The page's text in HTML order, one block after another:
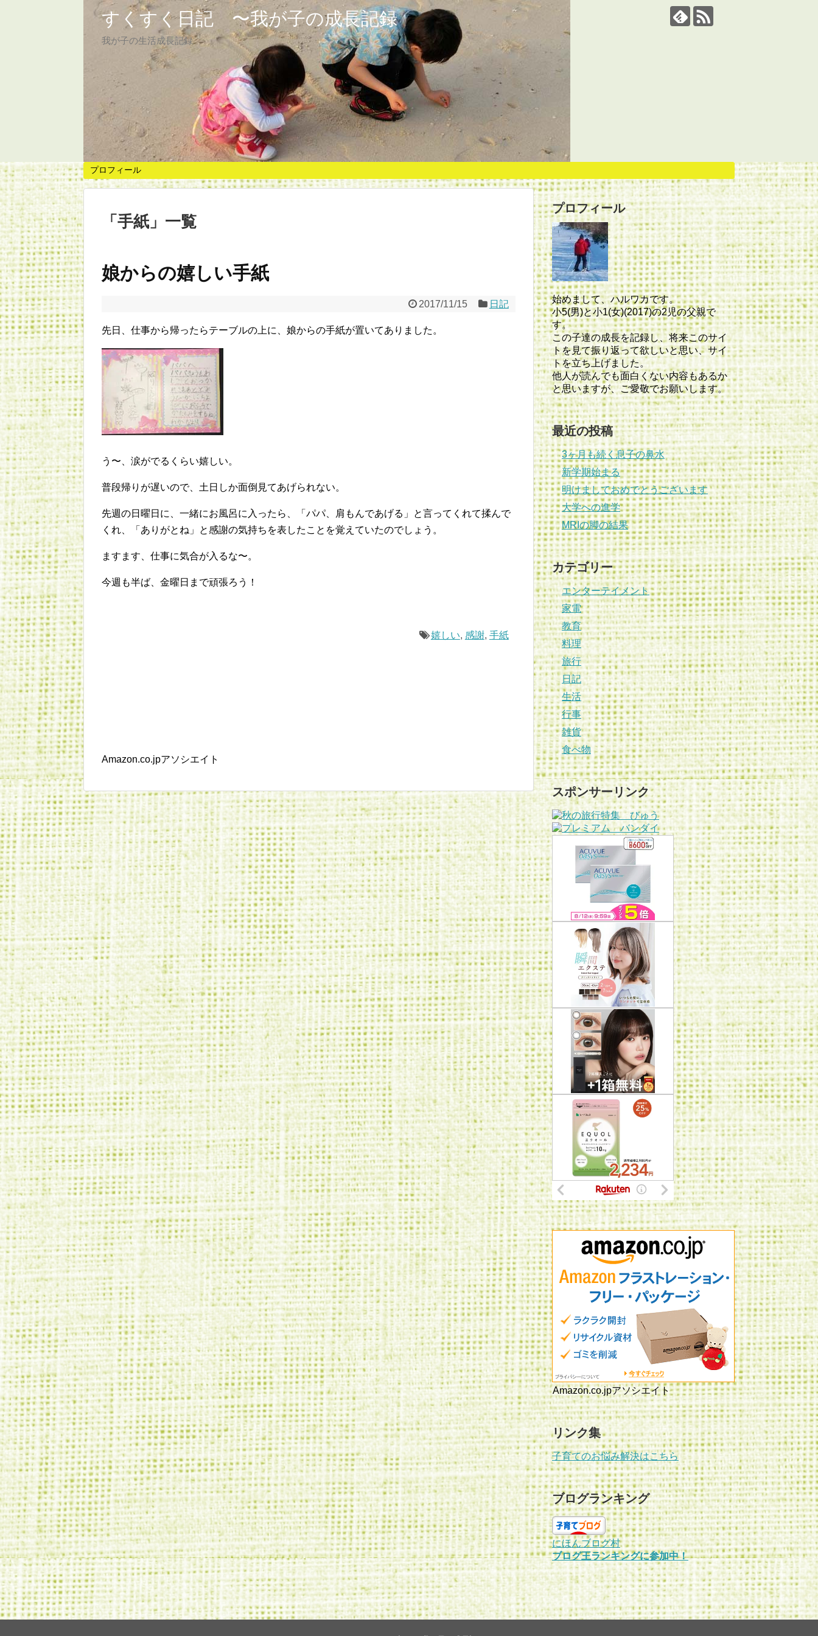
すくすく日記 〜我が子の成長記録
我が子の生活成長記録
プロフィール
「 手紙 」 一覧
娘からの嬉しい手紙
2017/11/15 日記
先日、仕事から帰ったらテーブルの上に、娘からの手紙が置いてありました。
う〜、涙がでるくらい嬉しい。
普段帰りが遅いので、土日しか面倒見てあげられない。
先週の日曜日に、一緒にお風呂に入ったら、「パパ、肩もんであげる」と言ってくれて揉んで
くれ、「ありがとね」と感謝の気持ちを表したことを覚えていたのでしょう。
ますます、仕事に気合が入るな〜。
今週も半ば、金曜日まで頑張ろう！
嬉しい, 感謝, 手紙
Amazon.co.jpアソシエイト
プロフィール
始めまして、ハルワカです。
小5(男)と小1(女)(2017)の2児の父親で
す。
この子達の成長を記録し、将来このサイ
トを見て振り返って欲しいと思い、サイ
トを立ち上げました。
他人が読んでも面白くない内容もあるか
と思いますが、ご愛敬でお願いします。
最近の投稿
3ヶ月も続く息子の鼻水
新学期始まる
明けましておめでとうございます
大学への進学
MRIの脚の結果
カテゴリー
エンターテイメント
家電
教育
料理
旅行
日記
生活
行事
雑貨
食べ物
スポンサーリンク
Amazon.co.jpアソシエイト
リンク集
子育てのお悩み解決はこちら
ブログランキング
にほんブログ村
ブログ王ランキングに参加中！